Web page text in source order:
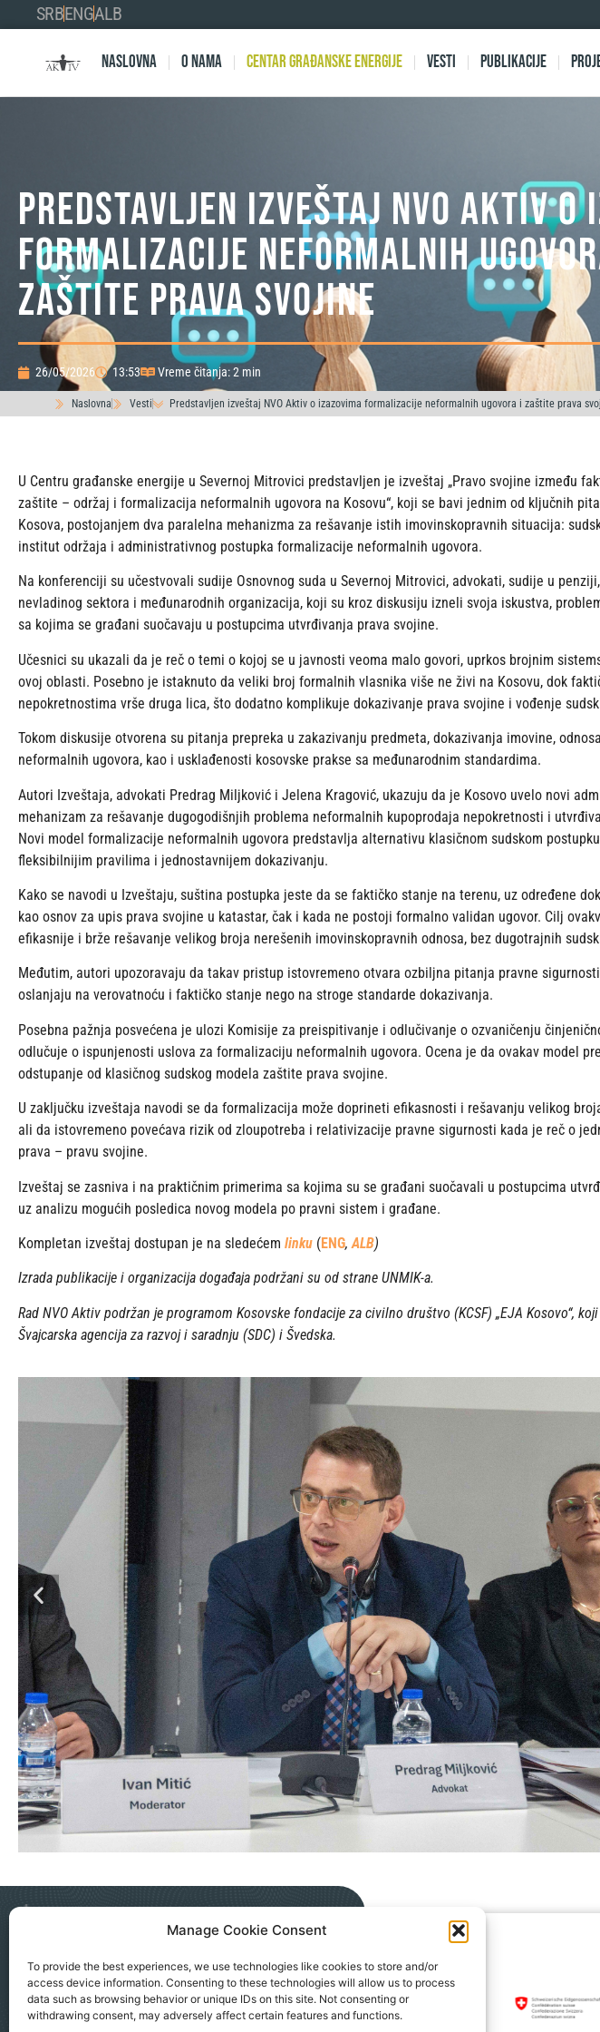
Manage Cookie Consent
To provide the best experiences, we use technologies like cookies to store and/or
access device information. Consenting to these technologies will allow us to process
data such as browsing behavior or unique IDs on this site. Not consenting or
withdrawing consent, may adversely affect certain features and functions.
SRBENGALB
Naslovna O nama Centar Građanske Energije Vesti Publikacije
Predstavljen izveštaj NVO Aktiv o
formalizacije neformalnih
zaštite prava svojine
26/05/2026 13:53 Vreme čitanja: 2 min
Naslovna Vesti Predstavljen izveštaj NVO Aktiv o izazovima formalizacije neformalnih ugovora i zaštite prava
U Centru građanske energije u Severnoj Mitrovici predstavljen je izveštaj „Pravo svojine između
zaštite – održaj i formalizacija neformalnih ugovora na Kosovu“, koji se bavi jednim od ključnih
Kosova, postojanjem dva paralelna mehanizma za rešavanje istih imovinskopravnih situacija:
institut održaja i administrativnog postupka formalizacije neformalnih ugovora.
Na konferenciji su učestvovali sudije Osnovnog suda u Severnoj Mitrovici, advokati, sudije u
nevladinog sektora i međunarodnih organizacija, koji su kroz diskusiju izneli svoja iskustva,
sa kojima se građani suočavaju u postupcima utvrđivanja prava svojine.
Učesnici su ukazali da je reč o temi o kojoj se u javnosti veoma malo govori, uprkos brojnim
ovoj oblasti. Posebno je istaknuto da veliki broj formalnih vlasnika više ne živi na Kosovu, dok
nepokretnostima vrše druga lica, što dodatno komplikuje dokazivanje prava svojine i vođenje
Tokom diskusije otvorena su pitanja prepreka u zakazivanju predmeta, dokazivanja imovine,
neformalnih ugovora, kao i usklađenosti kosovske prakse sa međunarodnim standardima.
Autori Izveštaja, advokati Predrag Miljković i Jelena Kragović, ukazuju da je Kosovo uvelo novi
mehanizam za rešavanje dugogodišnjih problema neformalnih kupoprodaja nepokretnosti i
Novi model formalizacije neformalnih ugovora predstavlja alternativu klasičnom sudskom
fleksibilnijim pravilima i jednostavnijem dokazivanju.
Kako se navodi u Izveštaju, suština postupka jeste da se faktičko stanje na terenu, uz određene
kao osnov za upis prava svojine u katastar, čak i kada ne postoji formalno validan ugovor. Cilj
efikasnije i brže rešavanje velikog broja nerešenih imovinskopravnih odnosa, bez dugotrajnih
Međutim, autori upozoravaju da takav pristup istovremeno otvara ozbiljna pitanja pravne
oslanjaju na verovatnoću i faktičko stanje nego na stroge standarde dokazivanja.
Posebna pažnja posvećena je ulozi Komisije za preispitivanje i odlučivanje o ozvaničenju
odlučuje o ispunjenosti uslova za formalizaciju neformalnih ugovora. Ocena je da ovakav model
odstupanje od klasičnog sudskog modela zaštite prava svojine.
U zaključku izveštaja navodi se da formalizacija može doprineti efikasnosti i rešavanju velikog
ali da istovremeno povećava rizik od zloupotreba i relativizacije pravne sigurnosti kada je reč o
prava – pravu svojine.
Izveštaj se zasniva i na praktičnim primerima sa kojima su se građani suočavali u postupcima
uz analizu mogućih posledica novog modela po pravni sistem i građane.
Kompletan izveštaj dostupan je na sledećem linku (ENG,ALB)
Izrada publikacije i organizacija događaja podržani su od strane UNMIK-a.
Rad NVO Aktiv podržan je programom Kosovske fondacije za civilno društvo (KCSF) „EJA Kosovo“,
Švajcarska agencija za razvoj i saradnju (SDC) i Švedska.
Kralja Petra I, 183a, Severna Mitrovica
office@ngoaktiv.org